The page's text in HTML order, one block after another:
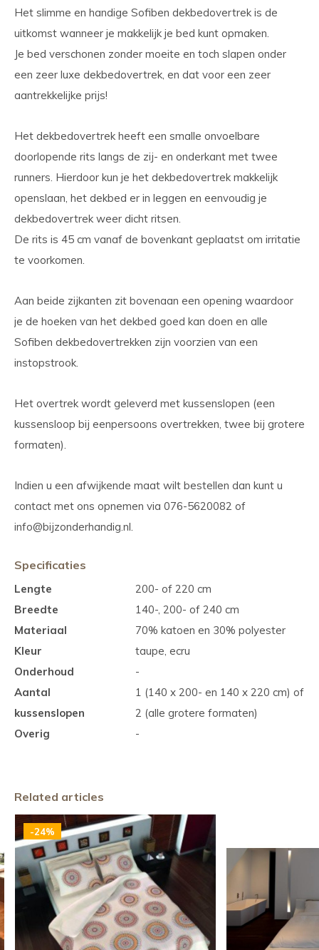
Het slimme en handige Sofiben dekbedovertrek is de
uitkomst wanneer je makkelijk je bed kunt opmaken.
Je bed verschonen zonder moeite en toch slapen onder
een zeer luxe dekbedovertrek, en dat voor een zeer
aantrekkelijke prijs!
Het dekbedovertrek heeft een smalle onvoelbare
doorlopende rits langs de zij- en onderkant met twee
runners. Hierdoor kun je het dekbedovertrek makkelijk
openslaan, het dekbed er in leggen en eenvoudig je
dekbedovertrek weer dicht ritsen.
De rits is 45 cm vanaf de bovenkant geplaatst om irritatie
te voorkomen.
​Aan beide zijkanten zit bovenaan een opening waardoor
je de hoeken van het dekbed goed kan doen en alle
Sofiben dekbedovertrekken zijn voorzien van een
instopstrook.
Het overtrek wordt geleverd met kussenslopen (een
kussensloop bij eenpersoons overtrekken, twee bij grotere
formaten).
Indien u een afwijkende maat wilt bestellen dan kunt u
contact met ons opnemen via 076-5620082 of
info@bijzonderhandig.nl.
Specificaties
Lengte
200- of 220 cm
Breedte
140-, 200- of 240 cm
Materiaal
70% katoen en 30% polyester
Kleur
taupe, ecru
Onderhoud
-
Aantal
kussenslopen
1 (140 x 200- en 140 x 220 cm) of
2 (alle grotere formaten)
Overig
-
Related articles
-24%